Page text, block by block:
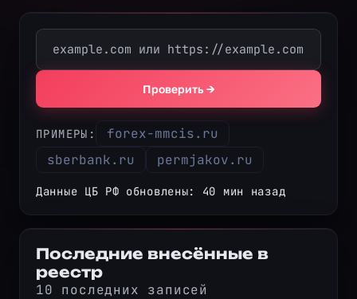
Проверить →
ПРИМЕРЫ:
forex-mmcis.ru
sberbank.ru
permjakov.ru
Данные ЦБ РФ обновлены: 40 мин назад
Последние внесённые в
реестр
10 последних записей